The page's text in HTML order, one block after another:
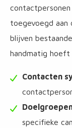
toegevoegd aan
blijven
handmatig hoeft
Contacten
specifieke